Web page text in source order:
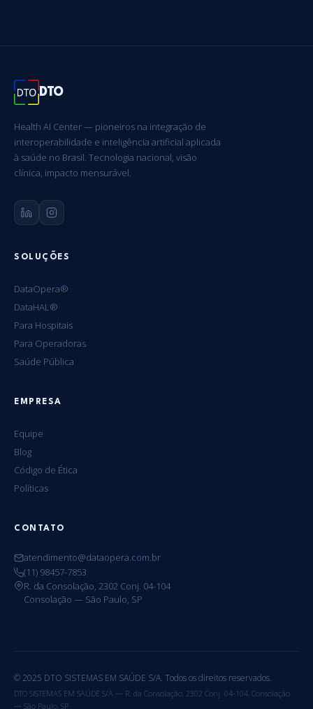
DTO
Health AI Center — pioneiros na integração de
interoperabilidade e inteligência artificial aplicada
à saúde no Brasil. Tecnologia nacional, visão
clínica, impacto mensurável.
SOLUÇÕES
DataOpera®
DataHAL®
Para Hospitais
Para Operadoras
Saúde Pública
EMPRESA
Equipe
Blog
Código de Ética
Políticas
CONTATO
atendimento@dataopera.com.br
(11) 98457-7853
R. da Consolação, 2302 Conj. 04-104
Consolação — São Paulo, SP
© 2025 DTO SISTEMAS EM SAÚDE S/A. Todos os direitos reservados.
DTO SISTEMAS EM SAÚDE S/A — R. da Consolação, 2302 Conj. 04-104, Consolação
— São Paulo, SP